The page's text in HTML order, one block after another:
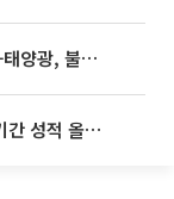
美 ‘232조 하이브리드 제재’ 임박…K-태양광, 불확실성 털고 날개 다나
'개편 전 마지막 수능' D-100⋯남은 기간 성적 올릴 전략은